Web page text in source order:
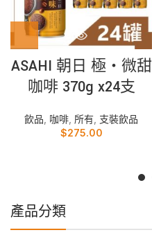
ASAHI 朝日 極‧微甜
咖啡 370g x24支
飲品, 咖啡, 所有, 支裝飲品
$275.00
產品分類